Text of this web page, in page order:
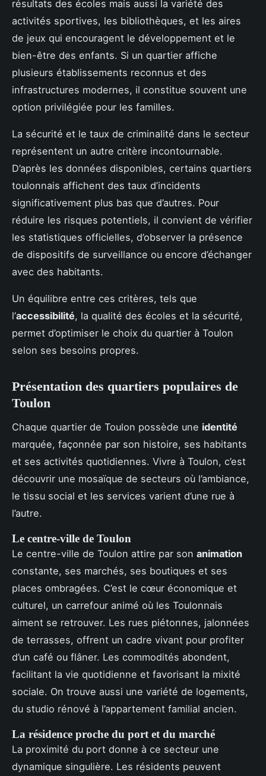
résultats des écoles mais aussi la variété des
activités sportives, les bibliothèques, et les aires
de jeux qui encouragent le développement et le
bien-être des enfants. Si un quartier affiche
plusieurs établissements reconnus et des
infrastructures modernes, il constitue souvent une
option privilégiée pour les familles.
La sécurité et le taux de criminalité dans le secteur
représentent un autre critère incontournable.
D’après les données disponibles, certains quartiers
toulonnais affichent des taux d’incidents
significativement plus bas que d’autres. Pour
réduire les risques potentiels, il convient de vérifier
les statistiques officielles, d’observer la présence
de dispositifs de surveillance ou encore d’échanger
avec des habitants.
Un équilibre entre ces critères, tels que
l’accessibilité, la qualité des écoles et la sécurité,
permet d’optimiser le choix du quartier à Toulon
selon ses besoins propres.
Présentation des quartiers populaires de
Toulon
Chaque quartier de Toulon possède une identité
marquée, façonnée par son histoire, ses habitants
et ses activités quotidiennes. Vivre à Toulon, c’est
découvrir une mosaïque de secteurs où l’ambiance,
le tissu social et les services varient d’une rue à
l’autre.
Le centre-ville de Toulon
Le centre-ville de Toulon attire par son animation
constante, ses marchés, ses boutiques et ses
places ombragées. C’est le cœur économique et
culturel, un carrefour animé où les Toulonnais
aiment se retrouver. Les rues piétonnes, jalonnées
de terrasses, offrent un cadre vivant pour profiter
d’un café ou flâner. Les commodités abondent,
facilitant la vie quotidienne et favorisant la mixité
sociale. On trouve aussi une variété de logements,
du studio rénové à l’appartement familial ancien.
La résidence proche du port et du marché
La proximité du port donne à ce secteur une
dynamique singulière. Les résidents peuvent